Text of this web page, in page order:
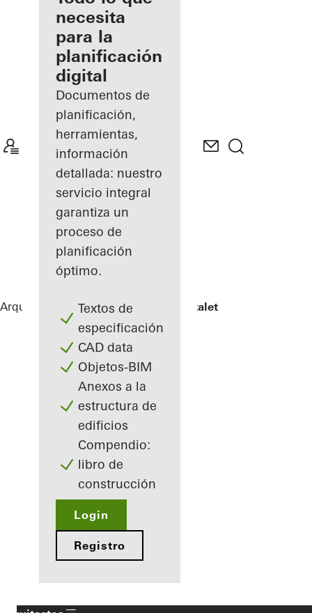
registrado
Descubre
mi área
de
trabajo
necesita
para la
planificación
digital
Documentos de
planificación,
herramientas,
información
detallada: nuestro
servicio integral
garantiza un
proceso de
planificación
óptimo.
Textos de
especificación
CAD data
Objetos-BIM
Anexos a la
estructura de
edificios
Compendio:
libro de
construcción
Login
Registro
Arquitectos ReferenciasJonsvollkvartalet